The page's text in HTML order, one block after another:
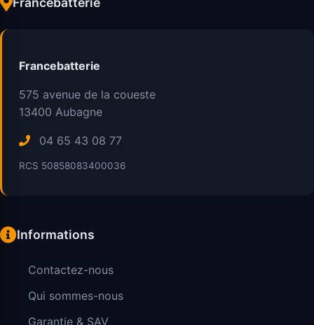
Francebatterie
575 avenue de la coueste
13400 Aubagne
04 65 43 08 77
RCS 50858083400036
Informations
Contactez-nous
Qui sommes-nous
Garantie & SAV